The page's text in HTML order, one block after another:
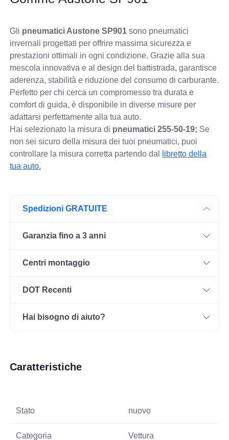
Gli pneumatici Austone SP901 sono pneumatici
invernali progettati per offrire massima sicurezza e
prestazioni ottimali in ogni condizione. Grazie alla sua
mescola innovativa e al design del battistrada, garantisce
aderenza, stabilità e riduzione del consumo di carburante.
Perfetto per chi cerca un compromesso tra durata e
comfort di guida, è disponibile in diverse misure per
adattarsi perfettamente alla tua auto.
Hai selezionato la misura di pneumatici255-50-19; Se
non sei sicuro della misura dei tuoi pneumatici, puoi
controllare la misura corretta partendo dal
libretto della
tua auto.
Spedizioni GRATUITE
Garanzia fino a 3 anni
Centri montaggio
DOT Recenti
Hai bisogno di aiuto?
Caratteristiche
Stato nuovo
Categoria Vettura